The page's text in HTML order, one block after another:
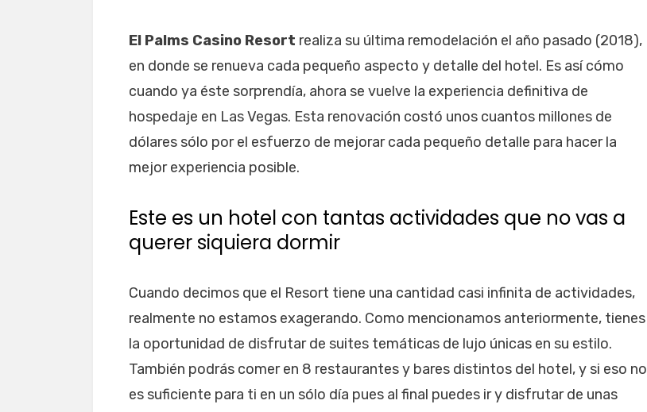
El Palms Casino Resort realiza su última remodelación el año pasado (2018),
en donde se renueva cada pequeño aspecto y detalle del hotel. Es así cómo
cuando ya éste sorprendía, ahora se vuelve la experiencia definitiva de
hospedaje en Las Vegas. Esta renovación costó unos cuantos millones de
dólares sólo por el esfuerzo de mejorar cada pequeño detalle para hacer la
mejor experiencia posible.
Este es un hotel con tantas actividades que no vas a
querer siquiera dormir
Cuando decimos que el Resort tiene una cantidad casi infinita de actividades,
realmente no estamos exagerando. Como mencionamos anteriormente, tienes
la oportunidad de disfrutar de suites temáticas de lujo únicas en su estilo.
También podrás comer en 8 restaurantes y bares distintos del hotel, y si eso no
es suficiente para ti en un sólo día pues al final puedes ir y disfrutar de unas